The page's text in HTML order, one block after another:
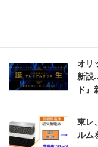
オリ
新設
ド』
東レ
ルム